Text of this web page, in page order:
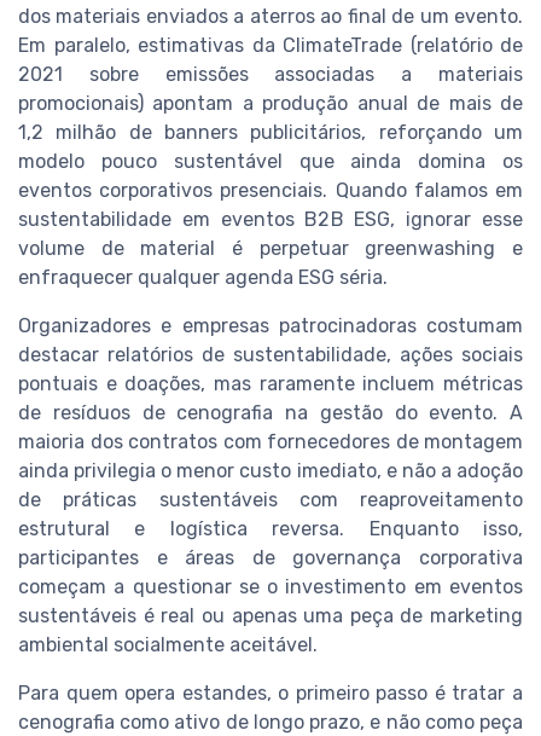
dos materiais enviados a aterros ao final de um evento.
Em paralelo, estimativas da ClimateTrade (relatório de
2021 sobre emissões associadas a materiais
promocionais) apontam a produção anual de mais de
1,2 milhão de banners publicitários, reforçando um
modelo pouco sustentável que ainda domina os
eventos corporativos presenciais. Quando falamos em
sustentabilidade em eventos B2B ESG, ignorar esse
volume de material é perpetuar greenwashing e
enfraquecer qualquer agenda ESG séria.
Organizadores e empresas patrocinadoras costumam
destacar relatórios de sustentabilidade, ações sociais
pontuais e doações, mas raramente incluem métricas
de resíduos de cenografia na gestão do evento. A
maioria dos contratos com fornecedores de montagem
ainda privilegia o menor custo imediato, e não a adoção
de práticas sustentáveis com reaproveitamento
estrutural e logística reversa. Enquanto isso,
participantes e áreas de governança corporativa
começam a questionar se o investimento em eventos
sustentáveis é real ou apenas uma peça de marketing
ambiental socialmente aceitável.
Para quem opera estandes, o primeiro passo é tratar a
cenografia como ativo de longo prazo, e não como peça